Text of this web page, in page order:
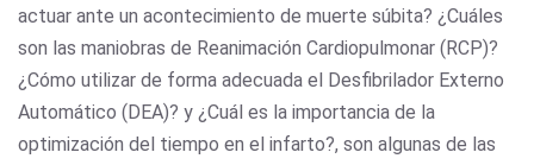
actuar ante un acontecimiento de muerte súbita? ¿Cuáles
son las maniobras de Reanimación Cardiopulmonar (RCP)?
¿Cómo utilizar de forma adecuada el Desfibrilador Externo
Automático (DEA)? y ¿Cuál es la importancia de la
optimización del tiempo en el infarto?, son algunas de las